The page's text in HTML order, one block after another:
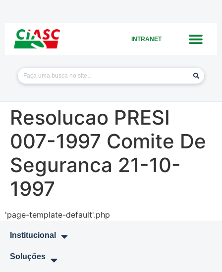
INTRANET
Resolucao PRESI
007-1997 Comite De
Seguranca 21-10-
1997
'page-template-default'.php
Institucional
Soluções